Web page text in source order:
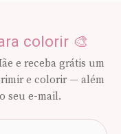
colorir 🎨
e receba grátis um
e colorir — além
seu e-mail.